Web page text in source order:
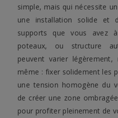
simple, mais qui nécessite
une installation solide et
supports que vous avez
poteaux, ou structure
peuvent varier
même : fixer solidement les
une tension homogène du
de créer une zone
pour profiter pleinement de